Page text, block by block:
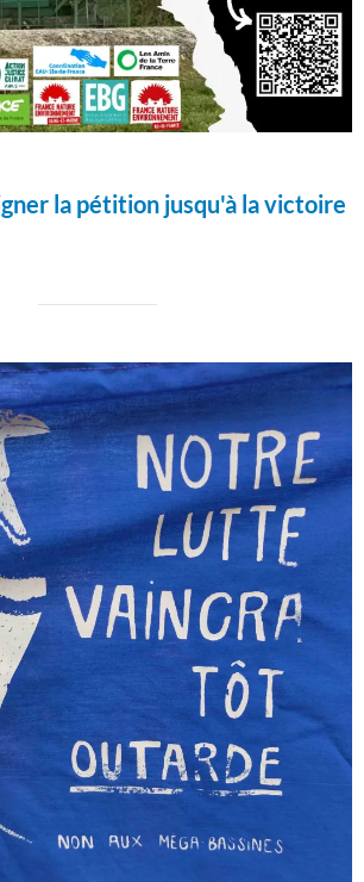
la pétition jusqu'à la victoire